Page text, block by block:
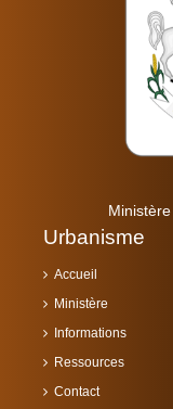
Urbanisme
Accueil
Ministère
Informations
Ressources
Contact